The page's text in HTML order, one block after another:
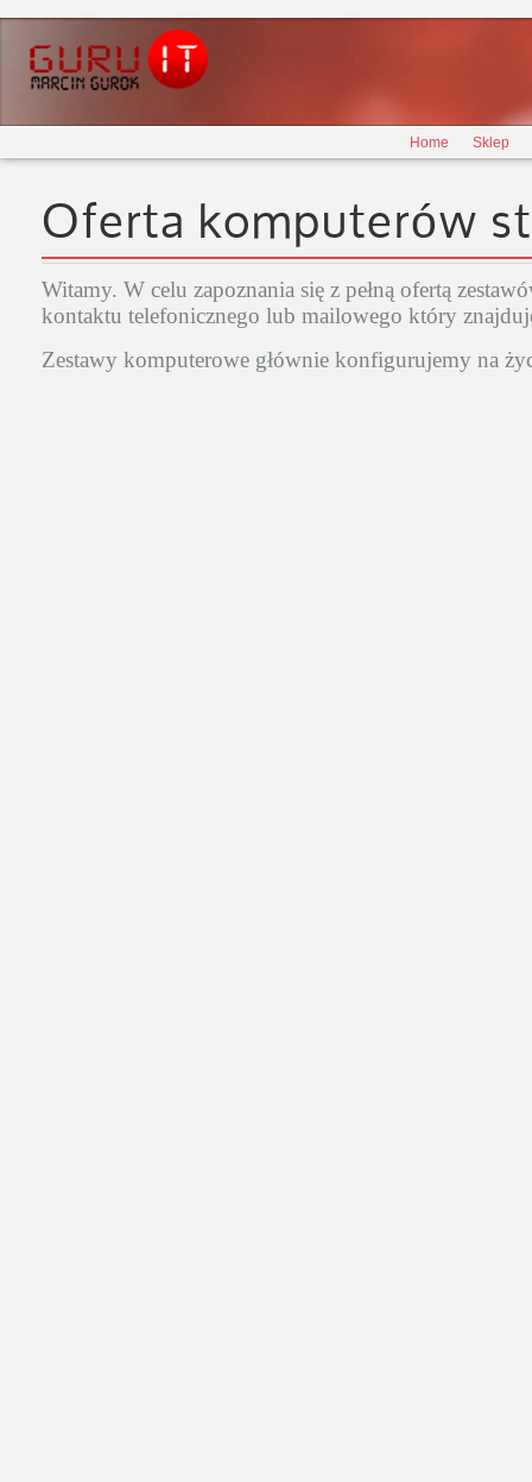
Home Sklep
Oferta komputerów
Witamy. W celu zapoznania się z pełną ofertą
kontaktu telefonicznego lub mailowego który
Zestawy komputerowe głównie konfigurujemy na